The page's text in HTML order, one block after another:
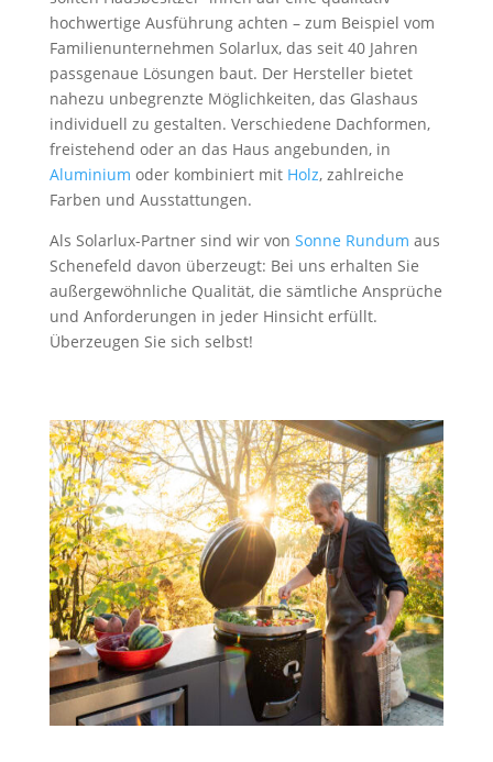
hochwertige Ausführung achten – zum Beispiel vom
Familienunternehmen Solarlux, das seit 40 Jahren
passgenaue Lösungen baut. Der Hersteller bietet
nahezu unbegrenzte Möglichkeiten, das Glashaus
individuell zu gestalten. Verschiedene Dachformen,
freistehend oder an das Haus angebunden, in
Aluminium oder kombiniert mit Holz, zahlreiche
Farben und Ausstattungen.
Als Solarlux-Partner sind wir von Sonne Rundum aus
Schenefeld davon überzeugt: Bei uns erhalten Sie
außergewöhnliche Qualität, die sämtliche Ansprüche
und Anforderungen in jeder Hinsicht erfüllt.
Überzeugen Sie sich selbst!